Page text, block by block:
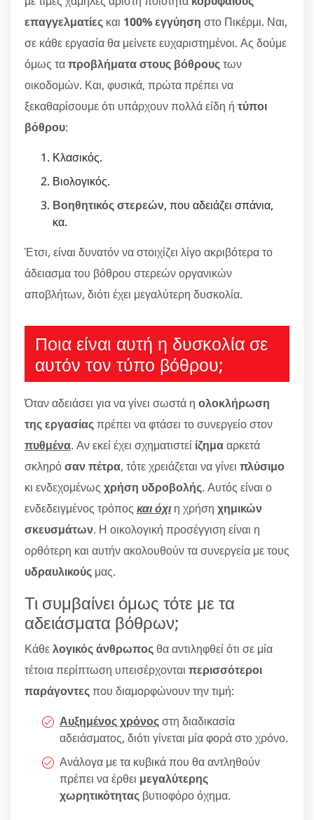
επαγγελματίες και 100% εγγύηση στο Πικέρμι. Ναι,
σε κάθε εργασία θα μείνετε ευχαριστημένοι. Ας δούμε
όμως ταπροβλήματα στους βόθρουςτων
οικοδομών. Και, φυσικά, πρώτα πρέπει να
ξεκαθαρίσουμε ότι υπάρχουν πολλά είδη ή τύποι
βόθρου:
Κλασικός.
Βιολογικός.
Βοηθητικός στερεών, που αδειάζει σπάνια,
κα.
Έτσι, είναι δυνατόν να στοιχίζει λίγο ακριβότερα το
άδειασμα του βόθρου στερεών οργανικών
αποβλήτων, διότι έχει μεγαλύτερη δυσκολία.
Ποια είναι αυτή η δυσκολία σε
αυτόν τον τύπο βόθρου;
Όταν αδειάσει για να γίνει σωστά η ολοκλήρωση
της εργασίαςπρέπει να φτάσει το συνεργείο στον
πυθμένα. Αν εκεί έχει σχηματιστεί ίζημααρκετά
σκληρόσαν πέτρα, τότε χρειάζεται να γίνει πλύσιμο
κι ενδεχομένως χρήση υδροβολής. Αυτός είναι ο
ενδεδειγμένος τρόπος και όχι η χρήση χημικών
σκευσμάτων. Η οικολογική προσέγγιση είναι η
ορθότερη και αυτήν ακολουθούν τα συνεργεία με τους
υδραυλικούς μας.
Τι συμβαίνει όμως τότε με τα
αδειάσματα βόθρων;
Κάθελογικός άνθρωποςθα αντιληφθεί ότι σε μία
τέτοια περίπτωση υπεισέρχονται περισσότεροι
παράγοντεςπου διαμορφώνουν την τιμή:
Αυξημένος χρόνοςστη διαδικασία
αδειάσματος, διότι γίνεται μία φορά στο χρόνο.
Ανάλογα με τα κυβικά που θα αντληθούν
πρέπει να έρθει μεγαλύτερης
χωρητικότητας βυτιοφόρο όχημα.